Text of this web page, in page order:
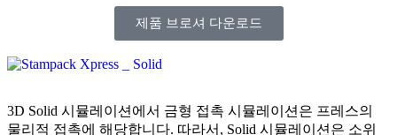
제품 브로셔 다운로드
3D Solid 시뮬레이션에서 금형 접촉 시뮬레이션은 프레스의
물리적 접촉에 해당합니다. 따라서, Solid 시뮬레이션은 소위